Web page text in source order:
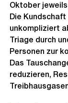
Oktober
Die
unkompliziert
Triage durch
Personen zur
Das
reduzieren,